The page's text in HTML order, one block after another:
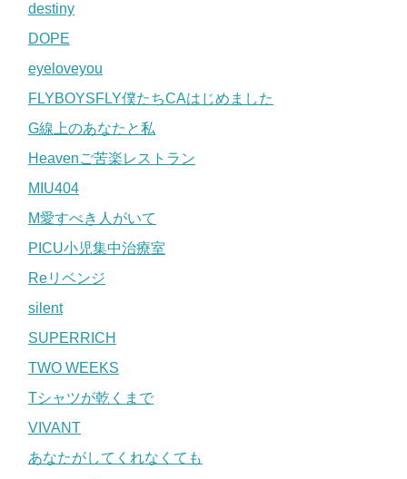
destiny
DOPE
eyeloveyou
FLYBOYSFLY僕たちCAはじめました
G線上のあなたと私
Heavenご苦楽レストラン
MIU404
M愛すべき人がいて
PICU小児集中治療室
Reリベンジ
silent
SUPERRICH
TWO WEEKS
Tシャツが乾くまで
VIVANT
あなたがしてくれなくても